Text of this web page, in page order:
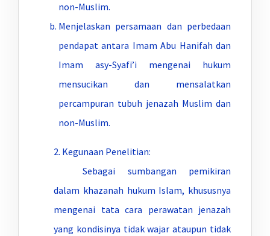
non-Muslim.
Menjelaskan persamaan dan perbedaan
pendapat antara Imam Abu Hanifah dan
Imam asy-Syafi’i mengenai hukum
mensucikan dan mensalatkan
percampuran tubuh jenazah Muslim dan
non-Muslim.
2. Kegunaan Penelitian:
Sebagai sumbangan pemikiran
dalam khazanah hukum Islam, khususnya
mengenai tata cara perawatan jenazah
yang kondisinya tidak wajar ataupun tidak